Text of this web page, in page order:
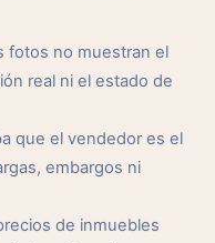
fotos no muestran el
real ni el estado de
que el vendedor es el
embargos ni
de inmuebles